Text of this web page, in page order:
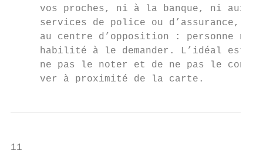
     vos proches, ni à la banque, ni aux
     services de police ou d’assurance, ni
au centre d’opposition : personne
     habilité à le demander. L’idéal est de
ne pas le noter et de ne pas le
     ver à proximité de la carte.
11